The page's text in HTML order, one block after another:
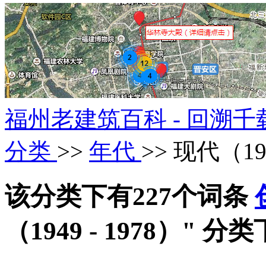
福州老建筑百科 - 回溯
分类 >> 年代 >> 现代（
该分类下有227个词条
（1949 - 1978）" 分